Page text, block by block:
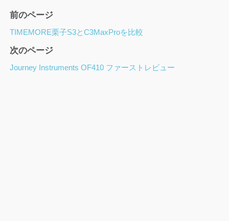
ペ
ー
ナ
ビ
前のページ
TIMEMORE栗子S3とC3MaxProを比較
次のページ
Journey Instruments OF410 ファーストレビュー